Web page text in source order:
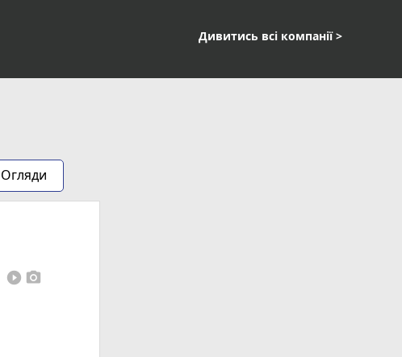
Дивитись всі компанії >
Огляди
play_circle_filled photo_camera